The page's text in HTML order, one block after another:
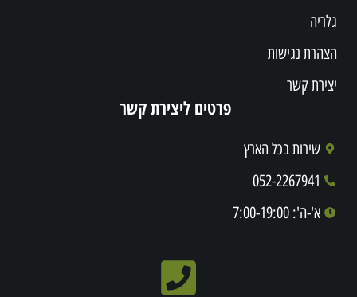
גלריה
הצהרת נגישות
יצירת קשר
פרטים ליצירת קשר
שירות בכל הארץ
052-2267941
א'-ה': 7:00-19:00